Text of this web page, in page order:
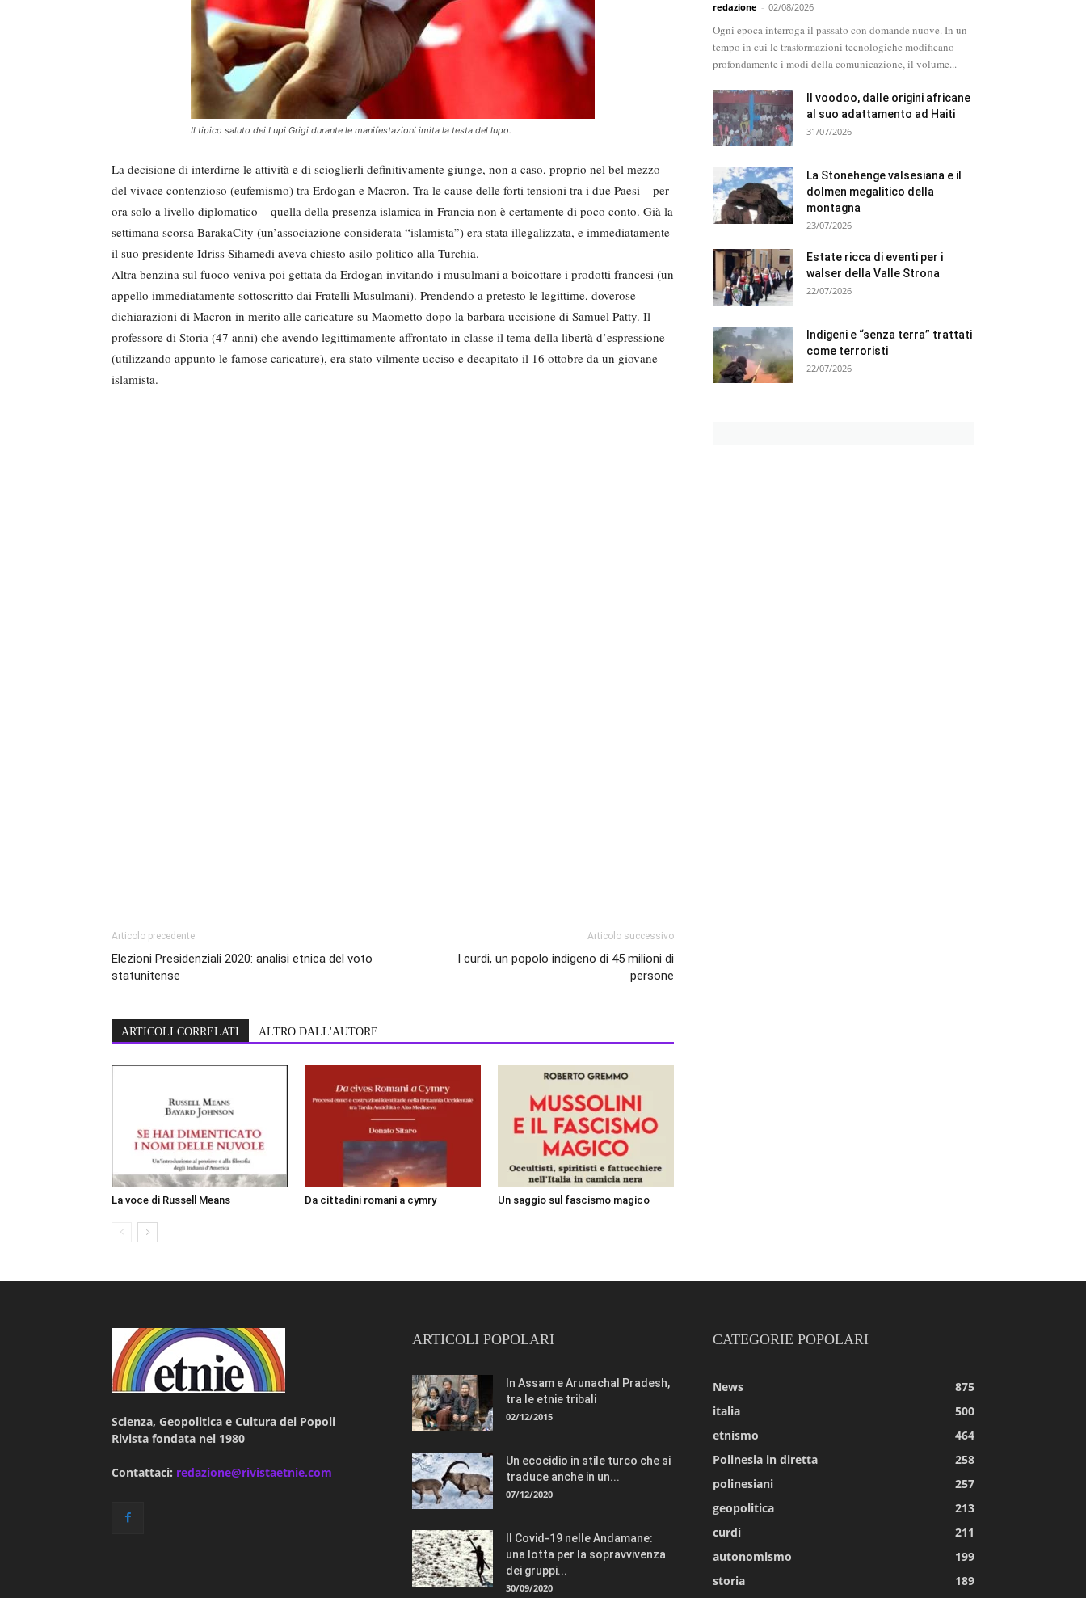
Il tipico saluto dei Lupi Grigi durante le manifestazioni imita la testa del lupo.
La decisione di interdirne le attività e di scioglierli definitivamente giunge, non a caso, proprio nel bel mezzo
del vivace contenzioso (eufemismo) tra Erdogan e Macron. Tra le cause delle forti tensioni tra i due Paesi – per
ora solo a livello diplomatico – quella della presenza islamica in Francia non è certamente di poco conto. Già la
settimana scorsa BarakaCity (un’associazione considerata “islamista”) era stata illegalizzata, e immediatamente
il suo presidente Idriss Sihamedi aveva chiesto asilo politico alla Turchia.
Altra benzina sul fuoco veniva poi gettata da Erdogan invitando i musulmani a boicottare i prodotti francesi (un
appello immediatamente sottoscritto dai Fratelli Musulmani). Prendendo a pretesto le legittime, doverose
dichiarazioni di Macron in merito alle caricature su Maometto dopo la barbara uccisione di Samuel Patty. Il
professore di Storia (47 anni) che avendo legittimamente affrontato in classe il tema della libertà d’espressione
(utilizzando appunto le famose caricature), era stato vilmente ucciso e decapitato il 16 ottobre da un giovane
islamista.
Articolo precedente
Elezioni Presidenziali 2020: analisi etnica del voto
statunitense
Articolo successivo
I curdi, un popolo indigeno di 45 milioni di
persone
ARTICOLI CORRELATI ALTRO DALL'AUTORE
La voce di Russell Means Da cittadini romani a cymry Un saggio sul fascismo magico
redazione - 02/08/2026
Ogni epoca interroga il passato con domande nuove. In un
tempo in cui le trasformazioni tecnologiche modificano
profondamente i modi della comunicazione, il volume...
Il voodoo, dalle origini africane
al suo adattamento ad Haiti
31/07/2026
La Stonehenge valsesiana e il
dolmen megalitico della
montagna
23/07/2026
Estate ricca di eventi per i
walser della Valle Strona
22/07/2026
Indigeni e “senza terra” trattati
come terroristi
22/07/2026
Scienza, Geopolitica e Cultura dei Popoli
Rivista fondata nel 1980
Contattaci: redazione@rivistaetnie.com
ARTICOLI POPOLARI
In Assam e Arunachal Pradesh,
tra le etnie tribali
02/12/2015
Un ecocidio in stile turco che si
traduce anche in un...
07/12/2020
Il Covid-19 nelle Andamane:
una lotta per la sopravvivenza
dei gruppi...
30/09/2020
CATEGORIE POPOLARI
News
875
italia
500
etnismo
464
Polinesia in diretta
258
polinesiani
257
geopolitica
213
curdi
211
autonomismo
199
storia
189